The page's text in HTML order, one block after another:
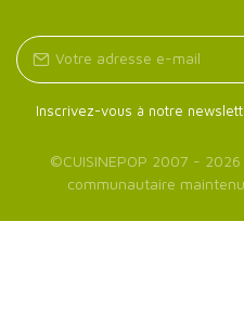
Inscrivez-vous à notre
©CUISINEPOP 2007 - 2026
communautaire